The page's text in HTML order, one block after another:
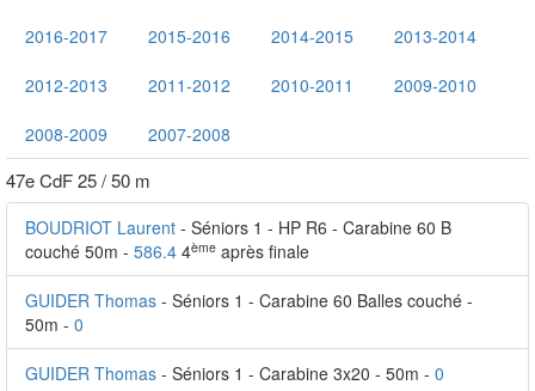
2016-2017 2015-2016 2014-2015 2013-2014
2012-2013 2011-2012 2010-2011 2009-2010
2008-2009 2007-2008
47e CdF 25 / 50 m
BOUDRIOT Laurent - Séniors 1 - HP R6 - Carabine 60 B
couché 50m - 586.4 4ème après finale
GUIDER Thomas - Séniors 1 - Carabine 60 Balles couché -
50m - 0
GUIDER Thomas - Séniors 1 - Carabine 3x20 - 50m - 0